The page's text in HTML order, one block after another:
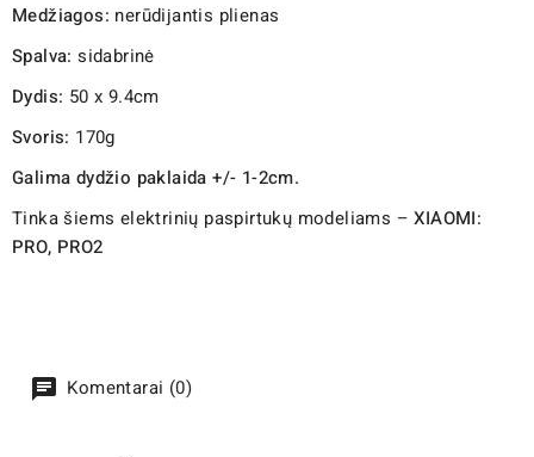
Medžiagos: nerūdijantis plienas
Spalva: sidabrinė
Dydis: 50 x 9.4cm
Svoris: 170g
Galima dydžio paklaida +/- 1-2cm.
Tinka šiems elektrinių paspirtukų modeliams –XIAOMI:
PRO, PRO2
Komentarai (0)